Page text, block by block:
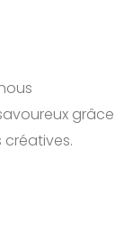
grâce